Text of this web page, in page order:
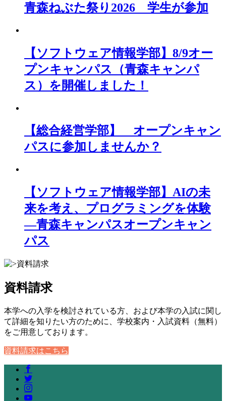
青森ねぶた祭り2026 学生が参加
【ソフトウェア情報学部】8/9オー
プンキャンパス（青森キャンパ
ス）を開催しました！
【総合経営学部】 オープンキャン
パスに参加しませんか？
【ソフトウェア情報学部】AIの未
来を考え、プログラミングを体験
―青森キャンパスオープンキャン
パス
資料請求
本学への入学を検討されている方、および本学の入試に関し
て詳細を知りたい方のために、学校案内・入試資料（無料）
をご用意しております。
資料請求はこちら